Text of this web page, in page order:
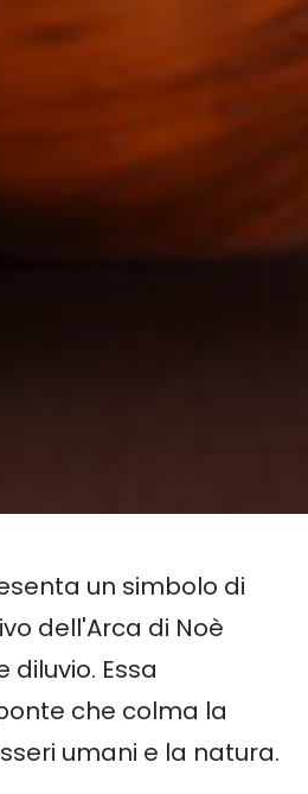
un simbolo di
dell'Arca di Noè
Essa
che colma la
umani e la natura.